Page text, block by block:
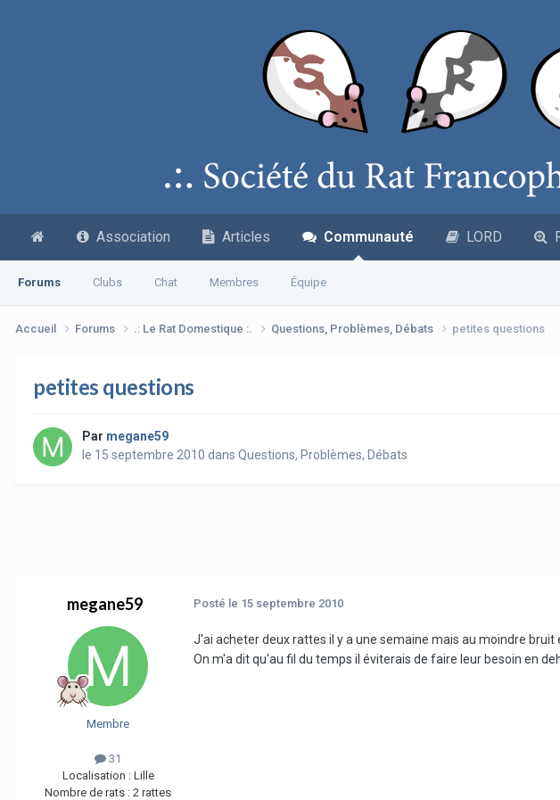
Association Articles Communauté
Forums Clubs Chat Membres Équipe
LORD
Accueil Forums .: Le Rat Domestique :. Questions, Problèmes, Débats petites questions
petites questions
Par megane59
le 15 septembre 2010 dans Questions, Problèmes, Débats
megane59
Membre
31
Localisation : Lille
Nombre de rats : 2 rattes
Posté le 15 septembre 2010
J'ai acheter deux rattes il y a une semaine mais au moindre
On m'a dit qu'au fil du temps il éviterais de faire leur besoin en